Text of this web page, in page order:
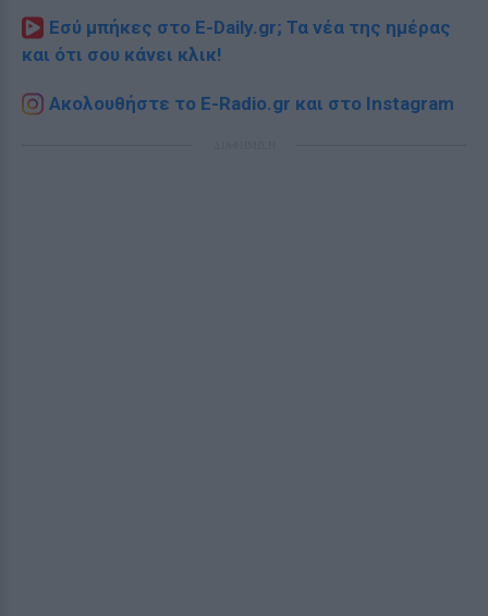
Εσύ μπήκες στο E-Daily.gr; Τα νέα της ημέρας
και ότι σου κάνει κλικ!
Ακολουθήστε το E-Radio.gr και στο Instagram